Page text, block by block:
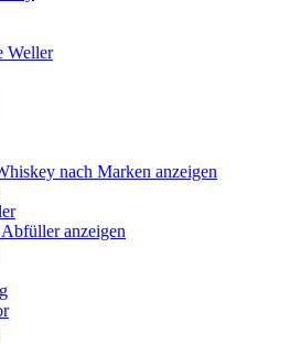
Weller
nach Marken anzeigen
anzeigen